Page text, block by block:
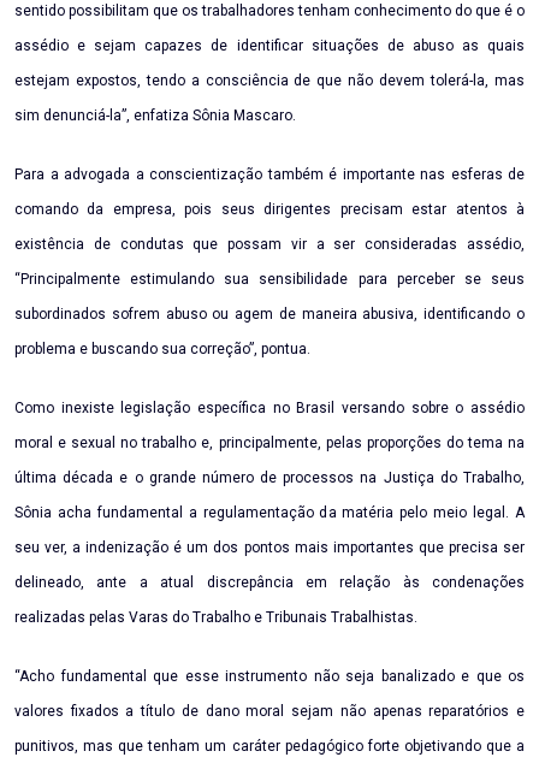
sentido possibilitam que os trabalhadores tenham conhecimento do que é o
assédio e sejam capazes de identificar situações de abuso as quais
estejam expostos, tendo a consciência de que não devem tolerá-la, mas
sim denunciá-la”, enfatiza Sônia Mascaro.
Para a advogada a conscientização também é importante nas esferas de
comando da empresa, pois seus dirigentes precisam estar atentos à
existência de condutas que possam vir a ser consideradas assédio,
“Principalmente estimulando sua sensibilidade para perceber se seus
subordinados sofrem abuso ou agem de maneira abusiva, identificando o
problema e buscando sua correção”, pontua.
Como inexiste legislação específica no Brasil versando sobre o assédio
moral e sexual no trabalho e, principalmente, pelas proporções do tema na
última década e o grande número de processos na Justiça do Trabalho,
Sônia acha fundamental a regulamentação da matéria pelo meio legal. A
seu ver, a indenização é um dos pontos mais importantes que precisa ser
delineado, ante a atual discrepância em relação às condenações
realizadas pelas Varas do Trabalho e Tribunais Trabalhistas.
“Acho fundamental que esse instrumento não seja banalizado e que os
valores fixados a título de dano moral sejam não apenas reparatórios e
punitivos, mas que tenham um caráter pedagógico forte objetivando que a